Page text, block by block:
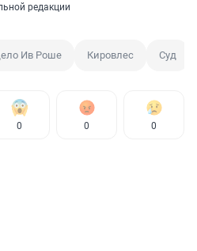
редакции
Ив Роше Кировлес Суд
0 0 0